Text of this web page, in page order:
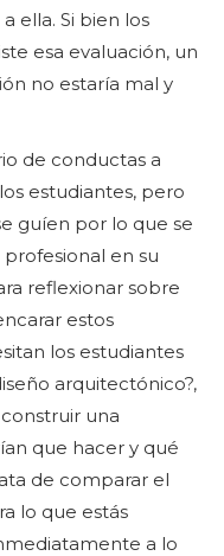
ella. Si bien los
esa evaluación, un
no estaría mal y
de conductas a
estudiantes, pero
guíen por lo que se
en su
reflexionar sobre
estos
los estudiantes
arquitectónico?,
una
que hacer y qué
de comparar el
lo que estás
a lo